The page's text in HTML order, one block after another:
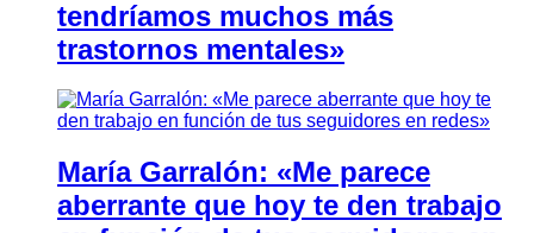
tendríamos muchos más
trastornos mentales»
María Garralón: «Me parece
aberrante que hoy te den trabajo